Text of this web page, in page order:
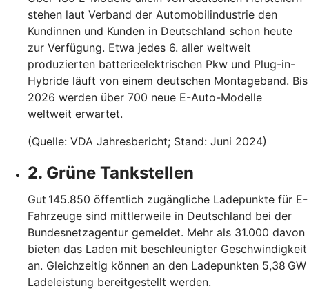
stehen laut Verband der Automobilindustrie den
Kundinnen und Kunden in Deutschland schon heute
zur Verfügung. Etwa jedes 6. aller weltweit
produzierten batterieelektrischen Pkw und Plug-in-
Hybride läuft von einem deutschen Montageband. Bis
2026 werden über 700 neue E-Auto-Modelle
weltweit erwartet.
(Quelle: VDA Jahresbericht; Stand: Juni 2024)
2. Grüne Tankstellen
Gut 145.850 öffentlich zugängliche Ladepunkte für E-
Fahrzeuge sind mittlerweile in Deutschland bei der
Bundesnetzagentur gemeldet. Mehr als 31.000 davon
bieten das Laden mit beschleunigter Geschwindigkeit
an. Gleichzeitig können an den Ladepunkten 5,38 GW
Ladeleistung bereitgestellt werden.